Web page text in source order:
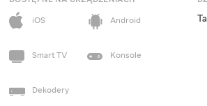
iOS
Android
Smart TV Konsole
Dekodery